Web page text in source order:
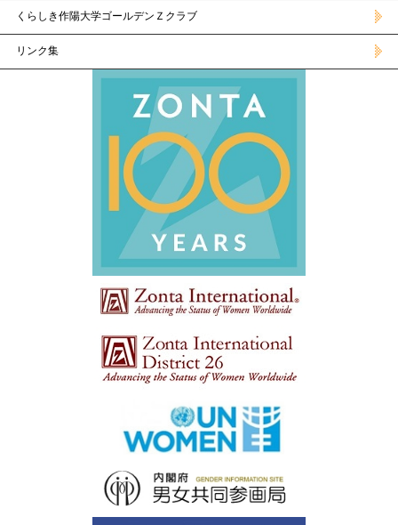
くらしき作陽大学ゴールデンＺクラブ
リンク集